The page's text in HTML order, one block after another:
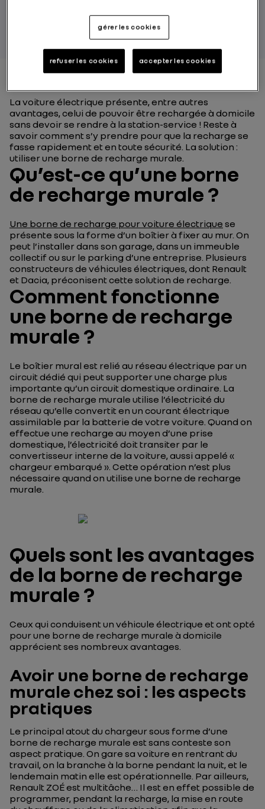
PAR RENAULT GROUP
La voiture électrique présente, entre autres
avantages, celui de pouvoir être rechargée à domicile
sans devoir se rendre à la station-service ! Reste à
savoir comment s’y prendre pour que la recharge se
fasse rapidement et en toute sécurité. La solution :
utiliser une borne de recharge murale.
Qu’est-ce qu’une borne
de recharge murale ?
Une borne de recharge pour voiture électrique se
présente sous la forme d’un boîtier à fixer au mur. On
peut l’installer dans son garage, dans un immeuble
collectif ou sur le parking d’une entreprise. Plusieurs
constructeurs de véhicules électriques, dont Renault
et Dacia, préconisent cette solution de recharge.
Comment fonctionne
une borne de recharge
murale ?
Le boîtier mural est relié au réseau électrique par un
circuit dédié qui peut supporter une charge plus
importante qu’un circuit domestique ordinaire. La
borne de recharge murale utilise l’électricité du
réseau qu’elle convertit en un courant électrique
assimilable par la batterie de votre voiture. Quand on
effectue une recharge au moyen d’une prise
domestique, l’électricité doit transiter par le
convertisseur interne de la voiture, aussi appelé «
chargeur embarqué ». Cette opération n’est plus
nécessaire quand on utilise une borne de recharge
murale.
Quels sont les avantages
de la borne de recharge
murale ?
Ceux qui conduisent un véhicule électrique et ont opté
pour une borne de recharge murale à domicile
apprécient ses nombreux avantages.
Avoir une borne de recharge
murale chez soi : les aspects
pratiques
Le principal atout du chargeur sous forme d’une
borne de recharge murale est sans conteste son
aspect pratique. On gare sa voiture en rentrant du
travail, on la branche à la borne pendant la nuit, et le
lendemain matin elle est opérationnelle. Par ailleurs,
Renault ZOÉ est multitâche… Il est en effet possible de
programmer, pendant la recharge, la mise en route
gérer les cookies
refuser les cookies accepter les cookies